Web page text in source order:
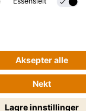
– steg for
Europe GmbH
180, 40472
no: HRB 35856 (at
Personverninnstillinger